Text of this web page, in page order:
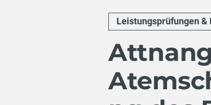
Leistungsprüfungen &